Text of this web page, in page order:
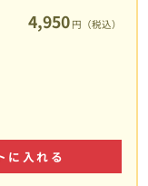
4,950 円（税込）
に入れる